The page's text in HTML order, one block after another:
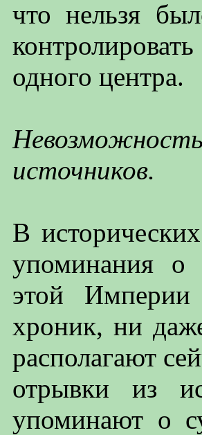
что нельзя
одного центра.
источников.
В
упоминания о
этой
хроник, ни
располагают
отрывки из
упоминают о